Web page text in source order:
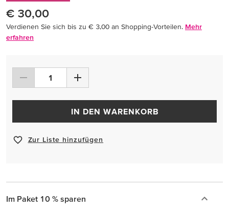
€ 30,00
Verdienen Sie sich bis zu € 3,00 an Shopping-Vorteilen. Mehr
erfahren
IN DEN WARENKORB
Zur Liste hinzufügen
Im Paket 10 % sparen